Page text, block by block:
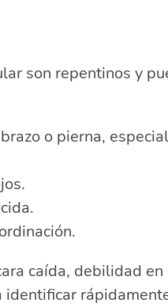
son repentinos y
o pierna,
caída, debilidad en